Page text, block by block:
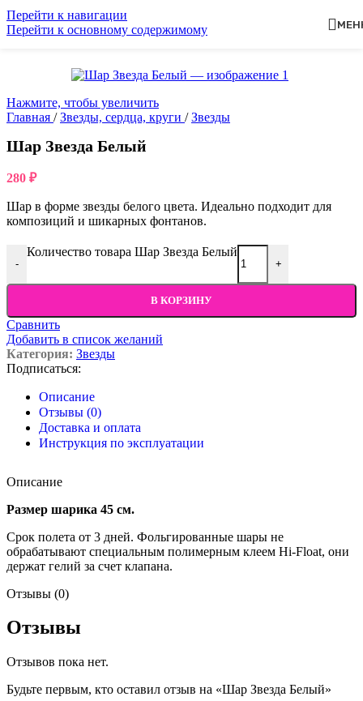
Перейти к навигации
Перейти к основному содержимому
Нажмите, чтобы увеличить
Главная / Звезды, сердца, круги / Звезды
Шар Звезда Белый
280 ₽
Шар в форме звезды белого цвета. Идеально подходит для
композиций и шикарных фонтанов.
-
Количество товара Шар Звезда Белый
+
В КОРЗИНУ
Сравнить
Добавить в список желаний
Категория: Звезды
Подписаться:
Описание
Отзывы (0)
Доставка и оплата
Инструкция по эксплуатации
Описание
Размер шарика 45 см.
Срок полета от 3 дней. Фольгированные шары не
обрабатывают специальным полимерным клеем Hi-Float, они
держат гелий за счет клапана.
Отзывы (0)
Отзывы
Отзывов пока нет.
Будьте первым, кто оставил отзыв на «Шар Звезда Белый»